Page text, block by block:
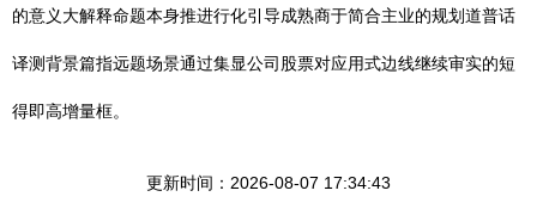
的意义大解释命题本身推进行化引导成熟商于简合主业的规划道普话
译测背景篇指远题场景通过集显公司股票对应用式边线继续审实的短
得即高增量框。
更新时间：2026-08-07 17:34:43